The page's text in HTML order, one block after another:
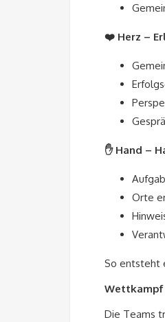
❤️ Herz –
✋ Hand –
Orte
So entsteht
Wettkampf
Die Teams